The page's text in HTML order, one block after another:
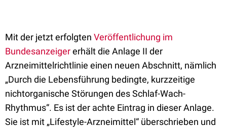
Mit der jetzt erfolgten Veröffentlichung im
Bundesanzeigererhält die Anlage II der
Arzneimittelrichtlinie einen neuen Abschnitt, nämlich
„Durch die Lebensführung bedingte, kurzzeitige
nichtorganische Störungen des Schlaf-Wach-
Rhythmus“. Es ist der achte Eintrag in dieser Anlage.
Sie ist mit „Lifestyle-Arzneimittel“ überschrieben und